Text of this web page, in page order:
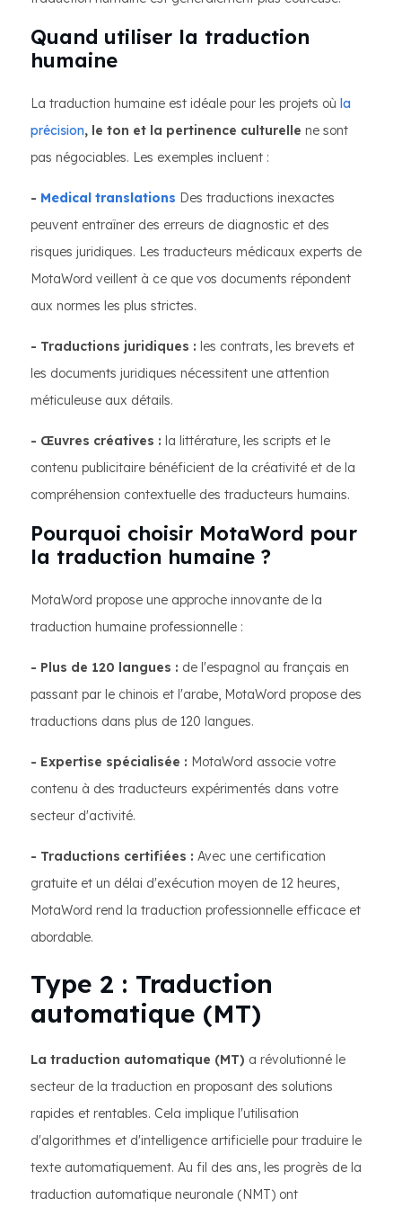
Quand utiliser la traduction
humaine
La traduction humaine est idéale pour les projets où la
précision, le ton et la pertinence culturelle ne sont
pas négociables. Les exemples incluent :
- Medical translations Des traductions inexactes
peuvent entraîner des erreurs de diagnostic et des
risques juridiques. Les traducteurs médicaux experts de
MotaWord veillent à ce que vos documents répondent
aux normes les plus strictes.
- Traductions juridiques : les contrats, les brevets et
les documents juridiques nécessitent une attention
méticuleuse aux détails.
- Œuvres créatives : la littérature, les scripts et le
contenu publicitaire bénéficient de la créativité et de la
compréhension contextuelle des traducteurs humains.
Pourquoi choisir MotaWord pour
la traduction humaine ?
MotaWord propose une approche innovante de la
traduction humaine professionnelle :
- Plus de 120 langues : de l'espagnol au français en
passant par le chinois et l'arabe, MotaWord propose des
traductions dans plus de 120 langues.
- Expertise spécialisée : MotaWord associe votre
contenu à des traducteurs expérimentés dans votre
secteur d'activité.
- Traductions certifiées : Avec une certification
gratuite et un délai d'exécution moyen de 12 heures,
MotaWord rend la traduction professionnelle efficace et
abordable.
Type 2 : Traduction
automatique (MT)
La traduction automatique (MT) a révolutionné le
secteur de la traduction en proposant des solutions
rapides et rentables. Cela implique l'utilisation
d'algorithmes et d'intelligence artificielle pour traduire le
texte automatiquement. Au fil des ans, les progrès de la
traduction automatique neuronale (NMT) ont